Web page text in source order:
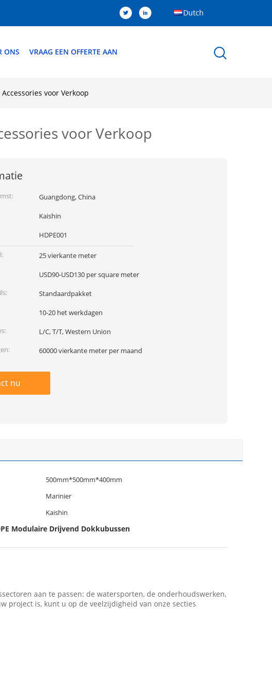
Dutch
ONS VRAAG EEN OFFERTE AAN
voor Verkoop
voor Verkoop
Guangdong, China
Kaishin
HDPE001
25 vierkante meter
USD90-USD130 per square meter
Standaardpakket
10-20 het werkdagen
L/C, T/T, Western Union
60000 vierkante meter per maand
nu
500mm*500mm*400mm
Marinier
Kaishin
Modulaire Drijvend Dokkubussen
aan te passen: de watersporten, de onderhoudswerken,
project is, kunt u op de veelzijdigheid van onze secties